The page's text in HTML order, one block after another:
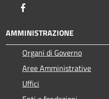
AMMINISTRAZIONE
Organi di Governo
Aree Amministrative
Uffici